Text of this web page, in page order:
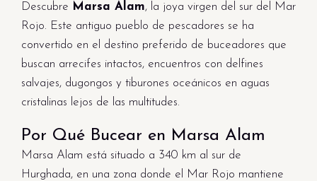
Descubre Marsa Alam, la joya virgen del sur del Mar
Rojo. Este antiguo pueblo de pescadores se ha
convertido en el destino preferido de buceadores que
buscan arrecifes intactos, encuentros con delfines
salvajes, dugongos y tiburones oceánicos en aguas
cristalinas lejos de las multitudes.
Por Qué Bucear en Marsa Alam
Marsa Alam está situado a 340 km al sur de
Hurghada, en una zona donde el Mar Rojo mantiene